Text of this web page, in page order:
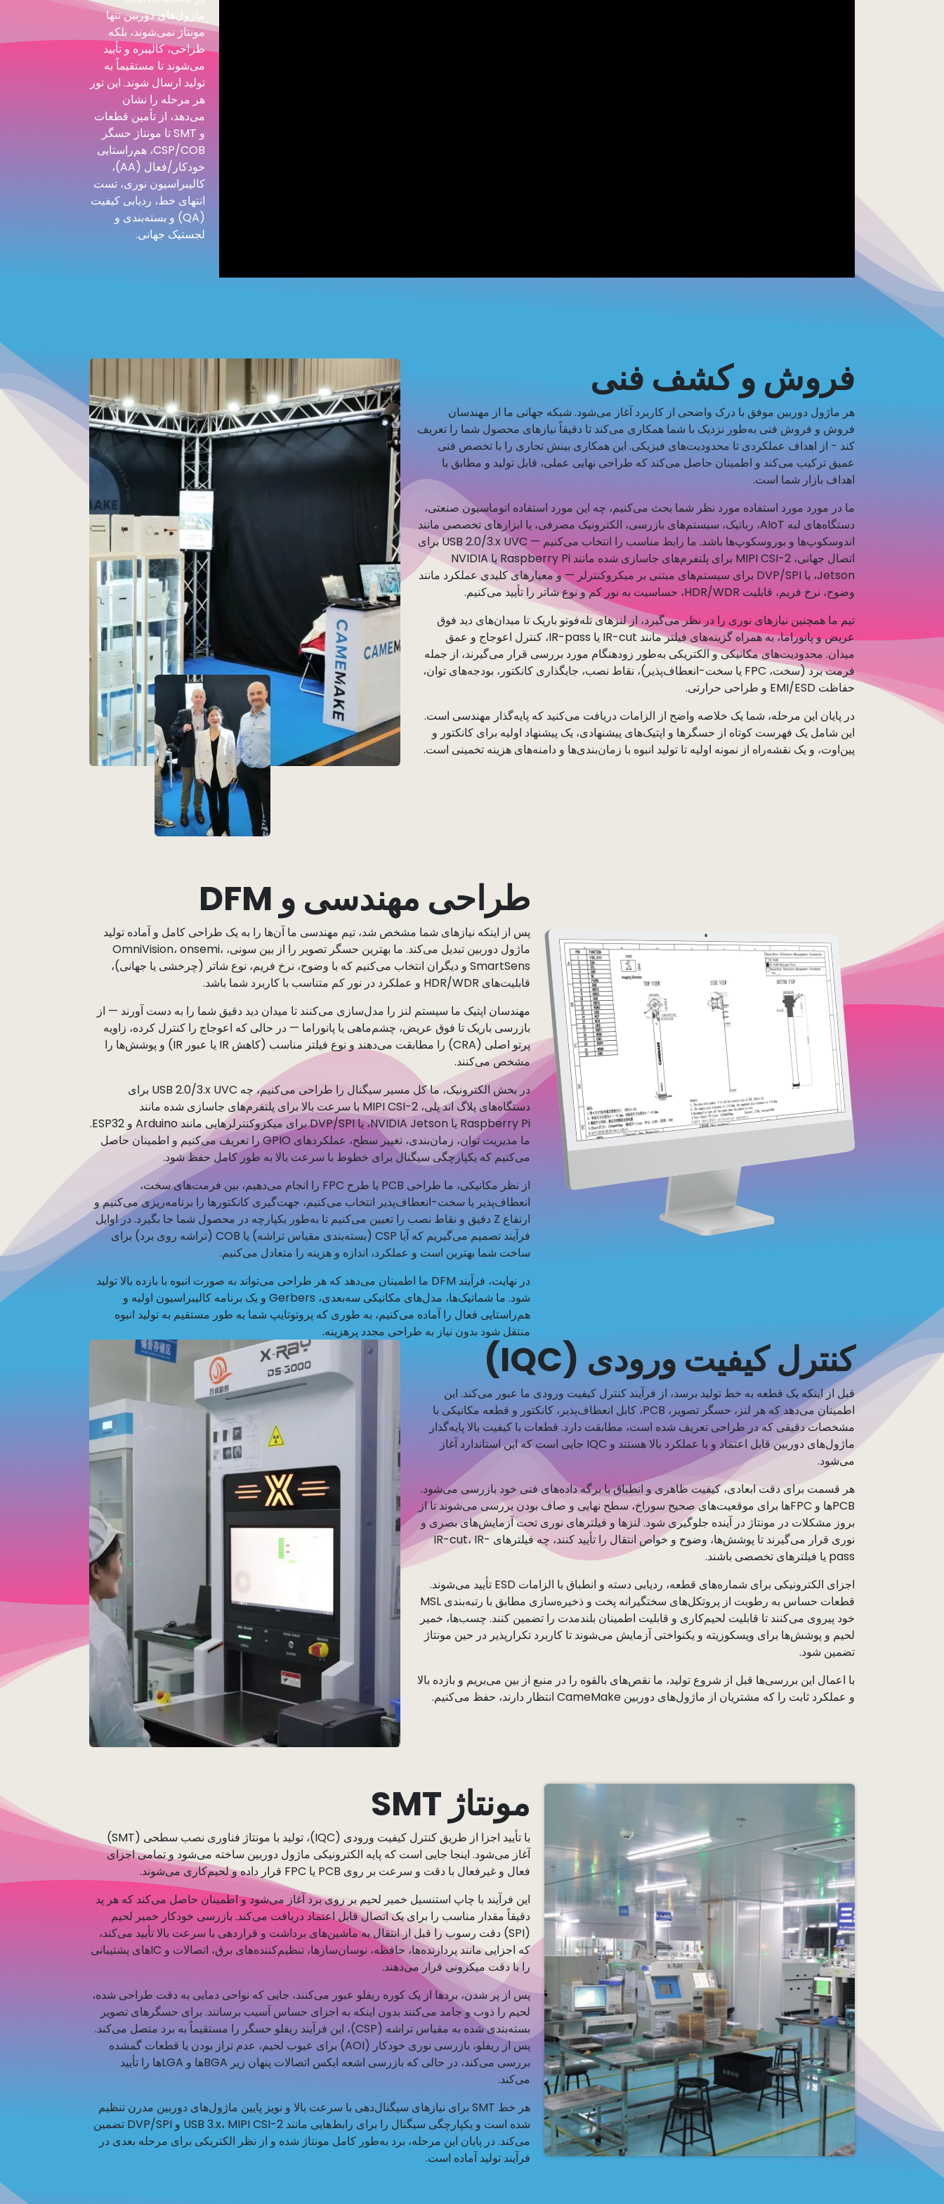
ماژول‌های دوربین تنها
مونتاژ نمی‌شوند، بلکه
طراحی، کالیبره و تأیید
می‌شوند تا مستقیماً به
تولید ارسال شوند. این تور
هر مرحله را نشان
می‌دهد، از تأمین قطعات
و SMT تا مونتاژ حسگر
CSP/COB، هم‌راستایی
خودکار/فعال (AA)،
کالیبراسیون نوری، تست
انتهای خط، ردیابی کیفیت
(QA) و بسته‌بندی و
لجستیک جهانی.
فروش و کشف فنی
هر ماژول دوربین موفق با درک واضحی از کاربرد آغاز می‌شود. شبکه جهانی ما از مهندسان
فروش و فروش فنی به‌طور نزدیک با شما همکاری می‌کند تا دقیقاً نیازهای محصول شما را تعریف
کند - از اهداف عملکردی تا محدودیت‌های فیزیکی. این همکاری بینش تجاری را با تخصص فنی
عمیق ترکیب می‌کند و اطمینان حاصل می‌کند که طراحی نهایی عملی، قابل تولید و مطابق با
اهداف بازار شما است.
ما در مورد مورد استفاده مورد نظر شما بحث می‌کنیم، چه این مورد استفاده اتوماسیون صنعتی،
دستگاه‌های لبه AIoT، رباتیک، سیستم‌های بازرسی، الکترونیک مصرفی، یا ابزارهای تخصصی مانند
اندوسکوپ‌ها و بوروسکوپ‌ها باشد. ما رابط مناسب را انتخاب می‌کنیم — USB 2.0/3.x UVC برای
اتصال جهانی، MIPI CSI-2 برای پلتفرم‌های جاسازی شده مانند Raspberry Pi یا NVIDIA
Jetson، یا DVP/SPI برای سیستم‌های مبتنی بر میکروکنترلر — و معیارهای کلیدی عملکرد مانند
وضوح، نرخ فریم، قابلیت HDR/WDR، حساسیت به نور کم و نوع شاتر را تأیید می‌کنیم.
تیم ما همچنین نیازهای نوری را در نظر می‌گیرد، از لنزهای تله‌فوتو باریک تا میدان‌های دید فوق
عریض و پانوراما، به همراه گزینه‌های فیلتر مانند IR-cut یا IR-pass، کنترل اعوجاج و عمق
میدان. محدودیت‌های مکانیکی و الکتریکی به‌طور زودهنگام مورد بررسی قرار می‌گیرند، از جمله
فرمت برد (سخت، FPC یا سخت-انعطاف‌پذیر)، نقاط نصب، جایگذاری کانکتور، بودجه‌های توان،
حفاظت EMI/ESD و طراحی حرارتی.
در پایان این مرحله، شما یک خلاصه واضح از الزامات دریافت می‌کنید که پایه‌گذار مهندسی است.
این شامل یک فهرست کوتاه از حسگرها و اپتیک‌های پیشنهادی، یک پیشنهاد اولیه برای کانکتور و
پین‌اوت، و یک نقشه‌راه از نمونه اولیه تا تولید انبوه با زمان‌بندی‌ها و دامنه‌های هزینه تخمینی است.
طراحی مهندسی و DFM
پس از اینکه نیازهای شما مشخص شد، تیم مهندسی ما آن‌ها را به یک طراحی کامل و آماده تولید
ماژول دوربین تبدیل می‌کند. ما بهترین حسگر تصویر را از بین سونی، OmniVision، onsemi،
SmartSens و دیگران انتخاب می‌کنیم که با وضوح، نرخ فریم، نوع شاتر (چرخشی یا جهانی)،
قابلیت‌های HDR/WDR و عملکرد در نور کم متناسب با کاربرد شما باشد.
مهندسان اپتیک ما سیستم لنز را مدل‌سازی می‌کنند تا میدان دید دقیق شما را به دست آورند — از
بازرسی باریک تا فوق عریض، چشم‌ماهی یا پانوراما — در حالی که اعوجاج را کنترل کرده، زاویه
پرتو اصلی (CRA) را مطابقت می‌دهند و نوع فیلتر مناسب (کاهش IR یا عبور IR) و پوشش‌ها را
مشخص می‌کنند.
در بخش الکترونیک، ما کل مسیر سیگنال را طراحی می‌کنیم، چه USB 2.0/3.x UVC برای
دستگاه‌های پلاگ اند پلی، MIPI CSI-2 با سرعت بالا برای پلتفرم‌های جاسازی شده مانند
Raspberry Pi یا NVIDIA Jetson، یا DVP/SPI برای میکروکنترلرهایی مانند Arduino و ESP32.
ما مدیریت توان، زمان‌بندی، تغییر سطح، عملکردهای GPIO را تعریف می‌کنیم و اطمینان حاصل
می‌کنیم که یکپارچگی سیگنال برای خطوط با سرعت بالا به طور کامل حفظ شود.
از نظر مکانیکی، ما طراحی PCB یا طرح FPC را انجام می‌دهیم، بین فرمت‌های سخت،
انعطاف‌پذیر یا سخت-انعطاف‌پذیر انتخاب می‌کنیم، جهت‌گیری کانکتورها را برنامه‌ریزی می‌کنیم و
ارتفاع Z دقیق و نقاط نصب را تعیین می‌کنیم تا به‌طور یکپارچه در محصول شما جا بگیرد. در اوایل
فرآیند تصمیم می‌گیریم که آیا CSP (بسته‌بندی مقیاس تراشه) یا COB (تراشه روی برد) برای
ساخت شما بهترین است و عملکرد، اندازه و هزینه را متعادل می‌کنیم.
در نهایت، فرآیند DFM ما اطمینان می‌دهد که هر طراحی می‌تواند به صورت انبوه با بازده بالا تولید
شود. ما شماتیک‌ها، مدل‌های مکانیکی سه‌بعدی، Gerbers و یک برنامه کالیبراسیون اولیه و
هم‌راستایی فعال را آماده می‌کنیم، به طوری که پروتوتایپ شما به طور مستقیم به تولید انبوه
منتقل شود بدون نیاز به طراحی مجدد پرهزینه.
کنترل کیفیت ورودی (IQC)
قبل از اینکه یک قطعه به خط تولید برسد، از فرآیند کنترل کیفیت ورودی ما عبور می‌کند. این
اطمینان می‌دهد که هر لنز، حسگر تصویر، PCB، کابل انعطاف‌پذیر، کانکتور و قطعه مکانیکی با
مشخصات دقیقی که در طراحی تعریف شده است، مطابقت دارد. قطعات با کیفیت بالا پایه‌گذار
ماژول‌های دوربین قابل اعتماد و با عملکرد بالا هستند و IQC جایی است که این استاندارد آغاز
می‌شود.
هر قسمت برای دقت ابعادی، کیفیت ظاهری و انطباق با برگه داده‌های فنی خود بازرسی می‌شود.
PCBها و FPCها برای موقعیت‌های صحیح سوراخ، سطح نهایی و صاف بودن بررسی می‌شوند تا از
بروز مشکلات در مونتاژ در آینده جلوگیری شود. لنزها و فیلترهای نوری تحت آزمایش‌های بصری و
نوری قرار می‌گیرند تا پوشش‌ها، وضوح و خواص انتقال را تأیید کنند، چه فیلترهای IR-cut، IR-
pass یا فیلترهای تخصصی باشند.
اجزای الکترونیکی برای شماره‌های قطعه، ردیابی دسته و انطباق با الزامات ESD تأیید می‌شوند.
قطعات حساس به رطوبت از پروتکل‌های سختگیرانه پخت و ذخیره‌سازی مطابق با رتبه‌بندی MSL
خود پیروی می‌کنند تا قابلیت لحیم‌کاری و قابلیت اطمینان بلندمدت را تضمین کنند. چسب‌ها، خمیر
لحیم و پوشش‌ها برای ویسکوزیته و یکنواختی آزمایش می‌شوند تا کاربرد تکرارپذیر در حین مونتاژ
تضمین شود.
با اعمال این بررسی‌ها قبل از شروع تولید، ما نقص‌های بالقوه را در منبع از بین می‌بریم و بازده بالا
و عملکرد ثابت را که مشتریان از ماژول‌های دوربین CameMake انتظار دارند، حفظ می‌کنیم.
مونتاژ SMT
با تأیید اجزا از طریق کنترل کیفیت ورودی (IQC)، تولید با مونتاژ فناوری نصب سطحی (SMT)
آغاز می‌شود. اینجا جایی است که پایه الکترونیکی ماژول دوربین ساخته می‌شود و تمامی اجزای
فعال و غیرفعال با دقت و سرعت بر روی PCB یا FPC قرار داده و لحیم‌کاری می‌شوند.
این فرآیند با چاپ استنسیل خمیر لحیم بر روی برد آغاز می‌شود و اطمینان حاصل می‌کند که هر پد
دقیقاً مقدار مناسب را برای یک اتصال قابل اعتماد دریافت می‌کند. بازرسی خودکار خمیر لحیم
(SPI) دقت رسوب را قبل از انتقال به ماشین‌های برداشت و قراردهی با سرعت بالا تأیید می‌کند،
که اجزایی مانند پردازنده‌ها، حافظه، نوسان‌سازها، تنظیم‌کننده‌های برق، اتصالات و ICهای پشتیبانی
را با دقت میکرونی قرار می‌دهند.
پس از پر شدن، بردها از یک کوره ریفلو عبور می‌کنند، جایی که نواحی دمایی به دقت طراحی شده،
لحیم را ذوب و جامد می‌کنند بدون اینکه به اجزای حساس آسیب برسانند. برای حسگرهای تصویر
بسته‌بندی شده به مقیاس تراشه (CSP)، این فرآیند ریفلو حسگر را مستقیماً به برد متصل می‌کند.
پس از ریفلو، بازرسی نوری خودکار (AOI) برای عیوب لحیم، عدم تراز بودن یا قطعات گمشده
بررسی می‌کند، در حالی که بازرسی اشعه ایکس اتصالات پنهان زیر BGAها و LGAها را تأیید
می‌کند.
هر خط SMT برای نیازهای سیگنال‌دهی با سرعت بالا و نویز پایین ماژول‌های دوربین مدرن تنظیم
شده است و یکپارچگی سیگنال را برای رابط‌هایی مانند USB 3.x، MIPI CSI-2 و DVP/SPI تضمین
می‌کند. در پایان این مرحله، برد به‌طور کامل مونتاژ شده و از نظر الکتریکی برای مرحله بعدی در
فرآیند تولید آماده است.